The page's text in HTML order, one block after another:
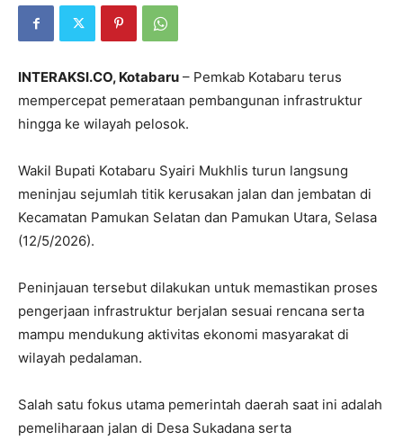
INTERAKSI.CO, Kotabaru – Pemkab Kotabaru terus
mempercepat pemerataan pembangunan infrastruktur
hingga ke wilayah pelosok.
Wakil Bupati Kotabaru Syairi Mukhlis turun langsung
meninjau sejumlah titik kerusakan jalan dan jembatan di
Kecamatan Pamukan Selatan dan Pamukan Utara, Selasa
(12/5/2026).
Peninjauan tersebut dilakukan untuk memastikan proses
pengerjaan infrastruktur berjalan sesuai rencana serta
mampu mendukung aktivitas ekonomi masyarakat di
wilayah pedalaman.
Salah satu fokus utama pemerintah daerah saat ini adalah
pemeliharaan jalan di Desa Sukadana serta